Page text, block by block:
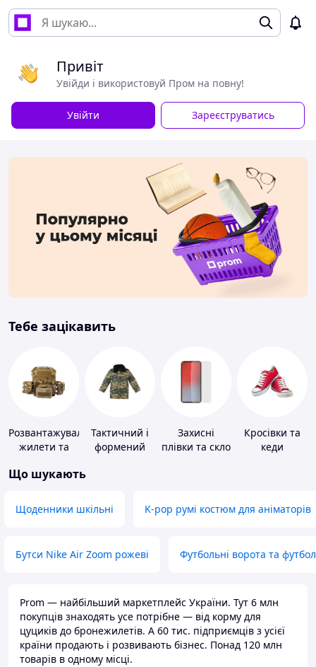
Привіт
Увійди і використовуй Пром на повну!
Увійти Зареєструватись
Тебе зацікавить
Розвантажувальні
жилети та
без плит
Тактичний і
формений
Захисні
плівки та скло
Кросівки та
кеди
Що шукають
Щоденники шкільні K-pop румі костюм для аніматорів
Бутси Nike Air Zoom рожеві Футбольні ворота та
Prom — найбільший маркетплейс України. Тут 6 млн
покупців знаходять усе потрібне — від корму для
цуциків до бронежилетів. А 60 тис. підприємців з усієї
країни продають і розвивають бізнес. Понад 120 млн
товарів в одному місці.